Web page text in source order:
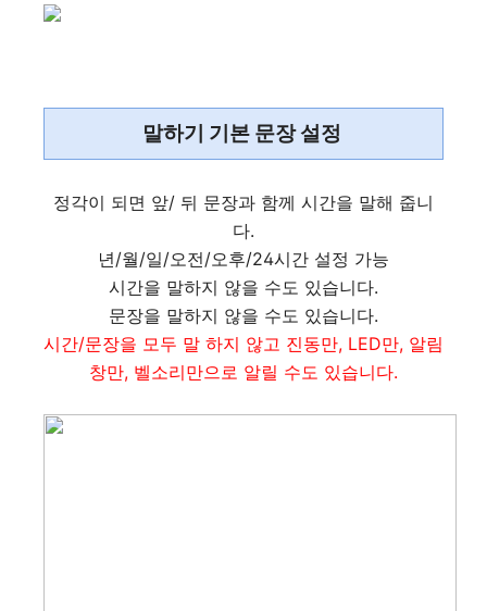
말하기 기본 문장 설정
정각이 되면 앞/ 뒤 문장과 함께 시간을 말해 줍니
다.
년/월/일/오전/오후/24시간 설정 가능
시간을 말하지 않을 수도 있습니다.
문장을 말하지 않을 수도 있습니다.
시간/문장을 모두 말 하지 않고 진동만, LED만, 알림
창만, 벨소리만으로 알릴 수도 있습니다.